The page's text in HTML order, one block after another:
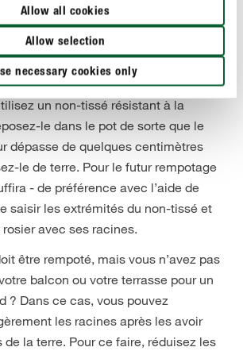
Allow all cookies
Allow selection
necessary cookies only
longtemps de ce bel arbuste, la
mise.
pot est-il d’une variété
grande ? Pour vous faciliter le
un non-tissé résistant à la
le dans le pot de sorte que le
dépasse de quelques centimètres
le de terre. Pour le futur rempotage
- de préférence avec l’aide de
saisir les extrémités du non-tissé et
avec ses racines.
être rempoté, mais vous n’avez pas
balcon ou votre terrasse pour un
? Dans ce cas, vous pouvez
les racines après les avoir
de la terre. Pour ce faire, réduisez les